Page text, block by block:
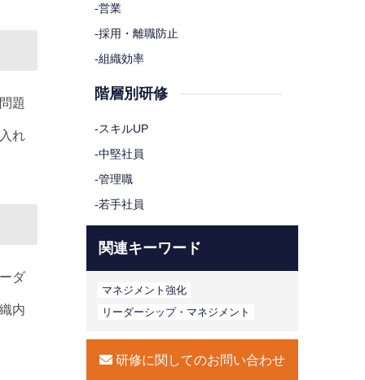
題
れ
ダ
内
-営業
-採用・離職防止
-組織効率
階層別研修
-スキルUP
-中堅社員
-管理職
-若手社員
関連キーワード
マネジメント強化
リーダーシップ・マネジメント
研修に関してのお問い合わせ